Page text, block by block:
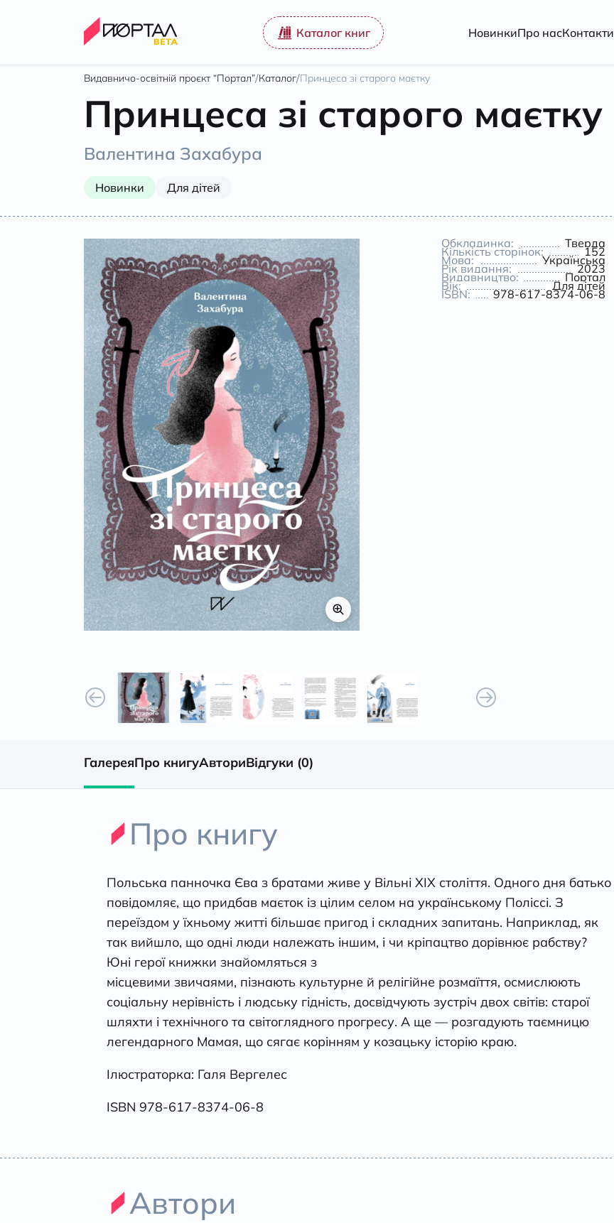
Каталог книг НовинкиПро насКонтакти
Видавничо-освітній проєкт “Портал”/Каталог/Принцеса зі старого маєтку
Принцеса зі старого маєтку
Валентина Захабура
Новинки Для дітей
Обкладинка: Тверда
Кількість сторінок: 152
Мова: Українська
Рік видання: 2023
Видавництво: Портал
Вік: Для дітей
ISBN: 978-617-8374-06-8
ГалереяПро книгуАвториВідгуки (0)
Про книгу
Польська панночка Єва з братами живе у Вільні ХІХ століття. Одного дня батько
повідомляє, що придбав маєток із цілим селом на українському Поліссі. З
переїздом у їхньому житті більшає пригод і складних запитань. Наприклад, як
так вийшло, що одні люди належать іншим, і чи кріпацтво дорівнює рабству?
Юні герої книжки знайомляться з
місцевими звичаями, пізнають культурне й релігійне розмаїття, осмислюють
соціальну нерівність і людську гідність, досвідчують зустріч двох світів: старої
шляхти і технічного та світоглядного прогресу. А ще — розгадують таємницю
легендарного Мамая, що сягає корінням у козацьку історію краю.
Ілюстраторка: Галя Вергелес
ISBN 978-617-8374-06-8
Автори